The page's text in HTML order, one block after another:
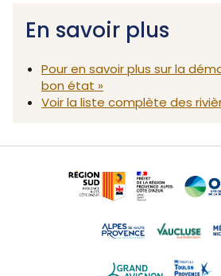
En savoir plus
Pour en savoir plus sur la
bon état »
Voir la liste complète des